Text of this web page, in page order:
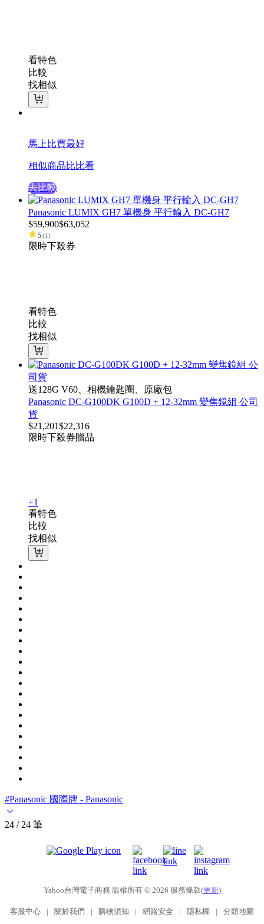
看特色
比較
找相似
馬上比買最好
相似商品比比看
去比較
Panasonic LUMIX GH7 單機身 平行輸入 DC-GH7
$59,900$63,052
5(1)
限時下殺券
看特色
比較
找相似
送128G V60、相機鑰匙圈、原廠包
Panasonic DC-G100DK G100D + 12-32mm 變焦鏡組 公司
貨
$21,201$22,316
限時下殺券贈品
+1
看特色
比較
找相似
#Panasonic 國際牌 - Panasonic
24 / 24 筆
Yahoo台灣電子商務 版權所有 © 2026 服務條款(更新)
客服中心 | 關於我們 | 購物須知 | 網路安全 | 隱私權 | 分類地圖